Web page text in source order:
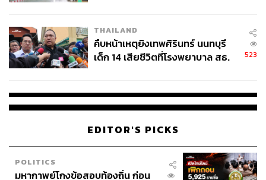
ABOUT THE AUTHOR
ถนัดกิจ จันกิเสน
Content Creator ประจำกองบรรณาธิการ
เคลื่อนไหวให้เป็นเรื่องเข้าใจง่าย สนุก และได้
ไอเดียใหม่ๆ
THAILAND
คืบหน้าเหตุยิงเทพศิรินทร์ นนทบุรี
เด็ก 14 เสียชีวิตที่โรงพยาบาล สธ.
523
EDITOR'S PICKS
POLITICS
มหากาพย์โกงข้อสอบท้องถิ่น ก่อน